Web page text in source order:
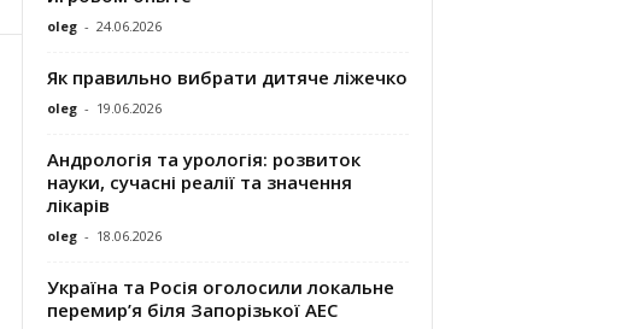
oleg - 24.06.2026
Як правильно вибрати дитяче ліжечко
oleg - 19.06.2026
Андрологія та урологія: розвиток
науки, сучасні реалії та значення
лікарів
oleg - 18.06.2026
Україна та Росія оголосили локальне
перемир’я біля Запорізької АЕС